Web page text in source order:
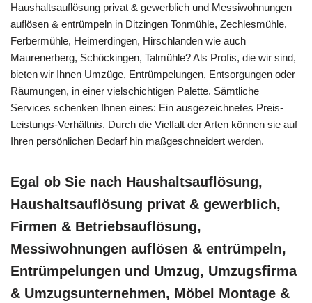
Haushaltsauflösung privat & gewerblich und Messiwohnungen
auflösen & entrümpeln in Ditzingen Tonmühle, Zechlesmühle,
Ferbermühle, Heimerdingen, Hirschlanden wie auch
Maurenerberg, Schöckingen, Talmühle? Als Profis, die wir sind,
bieten wir Ihnen Umzüge, Entrümpelungen, Entsorgungen oder
Räumungen, in einer vielschichtigen Palette. Sämtliche
Services schenken Ihnen eines: Ein ausgezeichnetes Preis-
Leistungs-Verhältnis. Durch die Vielfalt der Arten können sie auf
Ihren persönlichen Bedarf hin maßgeschneidert werden.
Egal ob Sie nach Haushaltsauflösung,
Haushaltsauflösung privat & gewerblich,
Firmen & Betriebsauflösung,
Messiwohnungen auflösen & entrümpeln,
Entrümpelungen und Umzug, Umzugsfirma
& Umzugsunternehmen, Möbel Montage &